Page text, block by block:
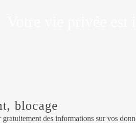
blocage
des informations sur vos